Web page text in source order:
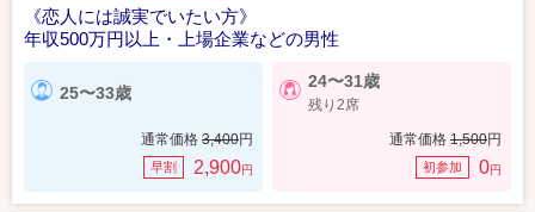
《恋人には誠実でいたい方》
年収500万円以上・上場企業などの男性
25〜33歳
通常価格 3,400円
早割 2,900円
24〜31歳
残り2席
通常価格 1,500円
初参加 0円